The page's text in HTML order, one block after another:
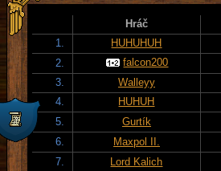
Hráč
1.
HUHUHUH
2.
falcon200
3.
Walleyy
4.
HUHUH
5.
Gurtík
6.
Maxpol II.
7.
Lord Kalich